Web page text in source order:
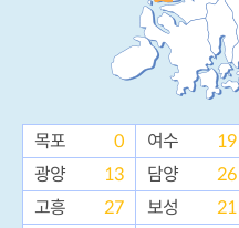
목포 0 여수 19
광양
13 담양 26
고흥
27 보성 21